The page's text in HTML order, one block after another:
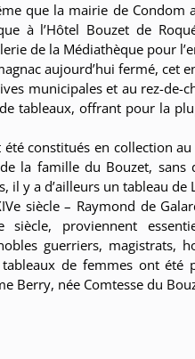
que la mairie de Condom
à l’Hôtel Bouzet de
de la Médiathèque pour
aujourd’hui fermé, cet
municipales et au rez-de-
tableaux, offrant pour la
constitués en collection
la famille du Bouzet,
il y a d’ailleurs un tableau de
siècle – Raymond de
siècle, proviennent
guerriers, magistrats,
de femmes ont été
Berry, née Comtesse du